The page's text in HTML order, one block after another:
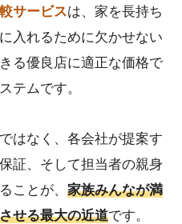
サービスは、家を長持ち
入れるために欠かせない
る優良店に適正な価格で
テムです。
はなく、各会社が提案す
証、そして担当者の親身
ことが、 家族みんなが満
せる最大の近道です。